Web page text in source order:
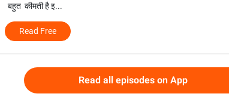
बहुत कीमती है इ...
Read Free
Read all episodes on App